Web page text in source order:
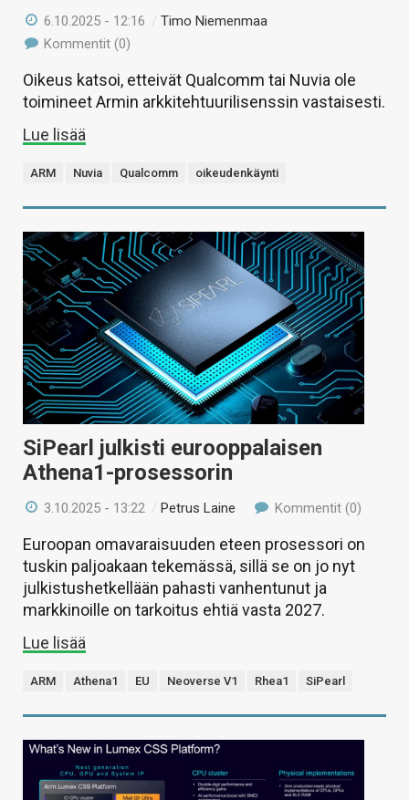
6.10.2025 - 12:16 /Timo Niemenmaa
Kommentit (0)
Oikeus katsoi, etteivät Qualcomm tai Nuvia ole
toimineet Armin arkkitehtuurilisenssin vastaisesti.
Lue lisää
ARM Nuvia Qualcomm oikeudenkäynti
SiPearl julkisti eurooppalaisen
Athena1-prosessorin
3.10.2025 - 13:22 /Petrus Laine Kommentit (0)
Euroopan omavaraisuuden eteen prosessori on
tuskin paljoakaan tekemässä, sillä se on jo nyt
julkistushetkellään pahasti vanhentunut ja
markkinoille on tarkoitus ehtiä vasta 2027.
Lue lisää
ARM Athena1 EU Neoverse V1 Rhea1 SiPearl